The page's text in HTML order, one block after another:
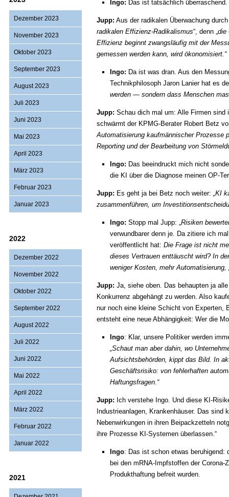
Dezember 2023
November 2023
Oktober 2023
September 2023
August 2023
Juli 2023
Juni 2023
Mai 2023
April 2023
März 2023
Februar 2023
Januar 2023
2022
Dezember 2022
November 2022
Oktober 2022
September 2022
August 2022
Juli 2022
Juni 2022
Mai 2022
April 2022
März 2022
Februar 2022
Januar 2022
2021
Ingo: Das ist tatsächlich
Jupp: Aus der radikalen Überwachung
radikalen Effizienz-Radikalismus“, denn „die
Effizienz beginnt zwangsläufig mit der
gemessen werden kann, wird ökonomisiert.“
Ingo: Da ist was dran. Aus den
Technikphilosoph Jaron Lanier hat es
werden — sondern dass Menschen
Jupp: Schau dich mal um: Alle Firmen sind
schwärmt der KPMG-Berater Robert Betz
Automatisierung kaufmännischer Prozesse
Reporting und der Bearbeitung von
Ingo: Das beeindruckt mich nicht
die KI über die Diagnose meinen OP-
Jupp: Es geht ja bei Betz noch weiter:„KI
zusammenführen, um
Ingo: Stopp mal Jupp: „Risiken
verwundbarer denn je. Da zitiere ich
veröffentlicht hat:Die Frage ist nicht
dieses Vertrauen enttäuscht wird? In
weniger Kosten, mehr Automatisierung,
Jupp: Ja, siehe oben. Das behaupten ja
Konkurrenz abgehängt zu werden. Also
nur noch eine kleine Schicht von Experten,
entsteht eine neue Abhängigkeit: Wer die
Ingo: Klar, unsere Politiker werden
„Schaut man aber dahin, wo
Aufsichtsbehörden, kippt das Bild. In
Geschäftsrisiko: von fehlerhaften
Haftungsfragen.“
Jupp: Ich verstehe Ingo. Und diese KI-
Industrieanlagen, Krankenhäuser. Das
Nebenwirkungen in ihren Beipackzetteln
ihre Prozesse KI-Systemen überlassen.“
Ingo: Das ist schon etwas beruhigend:
bei den mRNA-Impfstoffen der
Produkthaftung befreit wurden.